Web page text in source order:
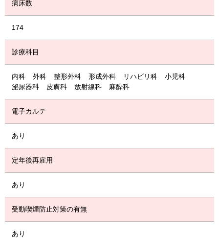
病床数
174
診療科目
内科 外科 整形外科 形成外科 リハビリ科
小児科
泌尿器科
皮膚科 放射線科 麻酔科
電子カルテ
あり
定年後再雇用
あり
受動喫煙防止対策の有無
あり